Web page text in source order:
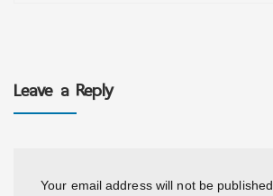
Leave a Reply
Your email address will not be published.